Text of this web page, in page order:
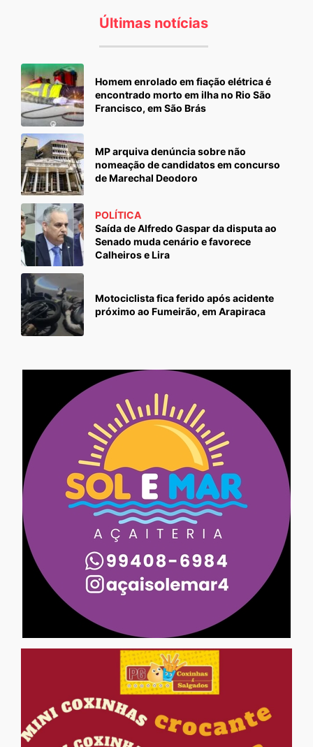
Últimas notícias
Homem enrolado em fiação elétrica é
encontrado morto em ilha no Rio São
Francisco, em São Brás
MP arquiva denúncia sobre não
nomeação de candidatos em concurso
de Marechal Deodoro
POLÍTICA
Saída de Alfredo Gaspar da disputa ao
Senado muda cenário e favorece
Calheiros e Lira
Motociclista fica ferido após acidente
próximo ao Fumeirão, em Arapiraca